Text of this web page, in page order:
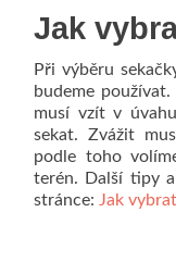
Jak
Při výběru
budeme
musí vzít v
sekat. Zvážit
podle toho
terén. Další tipy
stránce: Jak